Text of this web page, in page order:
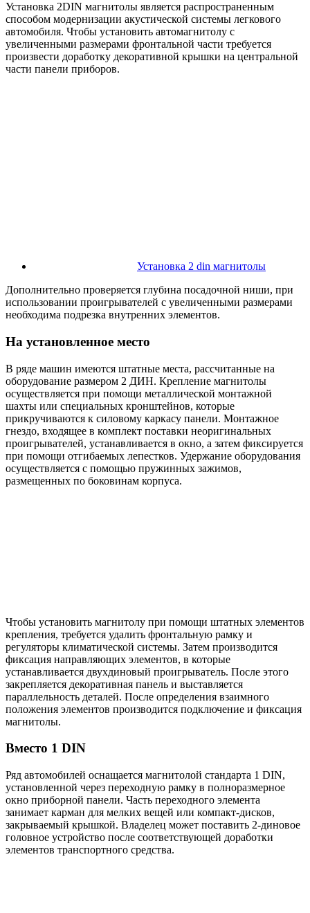
Установка 2DIN магнитолы является распространенным
способом модернизации акустической системы легкового
автомобиля. Чтобы установить автомагнитолу с
увеличенными размерами фронтальной части требуется
произвести доработку декоративной крышки на центральной
части панели приборов.
Установка 2 din магнитолы
Дополнительно проверяется глубина посадочной ниши, при
использовании проигрывателей с увеличенными размерами
необходима подрезка внутренних элементов.
На установленное место
В ряде машин имеются штатные места, рассчитанные на
оборудование размером 2 ДИН. Крепление магнитолы
осуществляется при помощи металлической монтажной
шахты или специальных кронштейнов, которые
прикручиваются к силовому каркасу панели. Монтажное
гнездо, входящее в комплект поставки неоригинальных
проигрывателей, устанавливается в окно, а затем фиксируется
при помощи отгибаемых лепестков. Удержание оборудования
осуществляется с помощью пружинных зажимов,
размещенных по боковинам корпуса.
Чтобы установить магнитолу при помощи штатных элементов
крепления, требуется удалить фронтальную рамку и
регуляторы климатической системы. Затем производится
фиксация направляющих элементов, в которые
устанавливается двухдиновый проигрыватель. После этого
закрепляется декоративная панель и выставляется
параллельность деталей. После определения взаимного
положения элементов производится подключение и фиксация
магнитолы.
Вместо 1 DIN
Ряд автомобилей оснащается магнитолой стандарта 1 DIN,
установленной через переходную рамку в полноразмерное
окно приборной панели. Часть переходного элемента
занимает карман для мелких вещей или компакт-дисков,
закрываемый крышкой. Владелец может поставить 2-диновое
головное устройство после соответствующей доработки
элементов транспортного средства.